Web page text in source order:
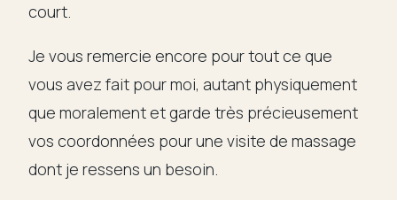
court.
Je vous remercie encore pour tout ce que
vous avez fait pour moi, autant physiquement
que moralement et garde très précieusement
vos coordonnées pour une visite de massage
dont je ressens un besoin.